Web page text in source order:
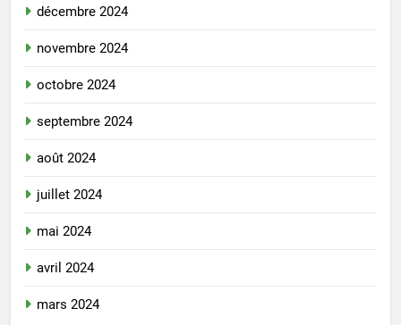
décembre 2024
novembre 2024
octobre 2024
septembre 2024
août 2024
juillet 2024
mai 2024
avril 2024
mars 2024